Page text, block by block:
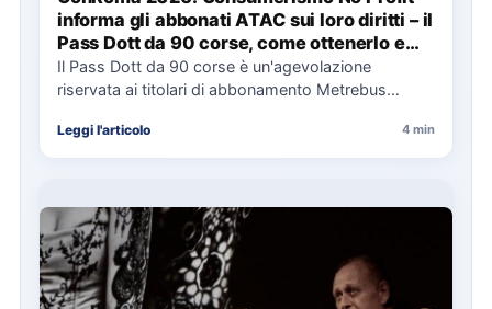
informa gli abbonati ATAC sui loro diritti – il
Pass Dott da 90 corse, come ottenerlo e
cosa spetta in caso di disservizi
Il Pass Dott da 90 corse è un'agevolazione
riservata ai titolari di abbonamento Metrebus
Leggi l'articolo 4 min